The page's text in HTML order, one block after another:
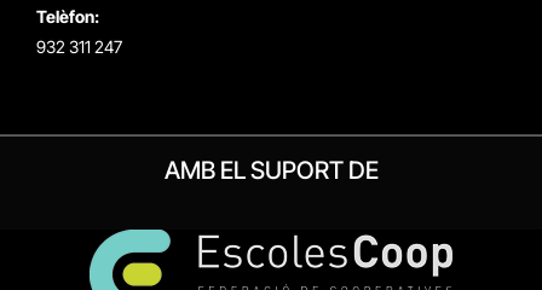
Telèfon:
932 311 247
AMB EL SUPORT DE